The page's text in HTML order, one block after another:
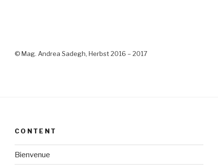
© Mag. Andrea Sadegh, Herbst 2016 – 2017
CONTENT
Bienvenue